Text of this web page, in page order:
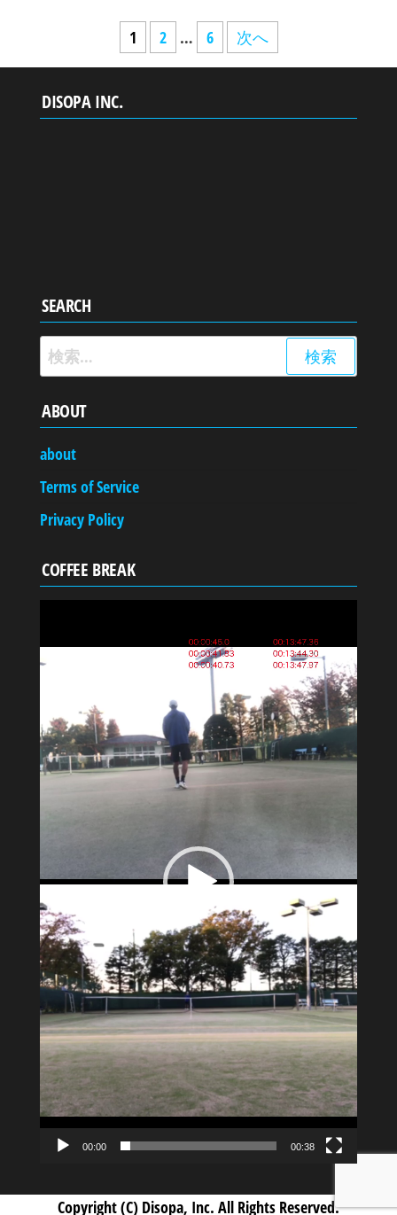
稿
1 2 … 6 次へ
DISOPA INC.
SEARCH
検
索:
ABOUT
about
Terms of Service
Privacy Policy
COFFEE BREAK
プ
ヤ
ー
00:00 00:38
Copyright (C) Disopa, Inc. All Rights Reserved.